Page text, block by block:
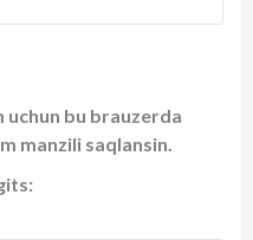
bu brauzerda
manzili saqlansin.